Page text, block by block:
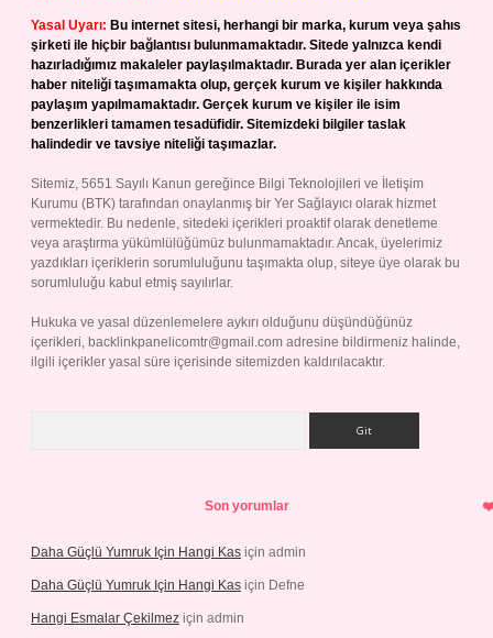
Yasal Uyarı: Bu internet sitesi, herhangi bir marka, kurum veya şahıs
şirketi ile hiçbir bağlantısı bulunmamaktadır. Sitede yalnızca kendi
hazırladığımız makaleler paylaşılmaktadır. Burada yer alan içerikler
haber niteliği taşımamakta olup, gerçek kurum ve kişiler hakkında
paylaşım yapılmamaktadır. Gerçek kurum ve kişiler ile isim
benzerlikleri tamamen tesadüfidir. Sitemizdeki bilgiler taslak
halindedir ve tavsiye niteliği taşımazlar.
Sitemiz, 5651 Sayılı Kanun gereğince Bilgi Teknolojileri ve İletişim
Kurumu (BTK) tarafından onaylanmış bir Yer Sağlayıcı olarak hizmet
vermektedir. Bu nedenle, sitedeki içerikleri proaktif olarak denetleme
veya araştırma yükümlülüğümüz bulunmamaktadır. Ancak, üyelerimiz
yazdıkları içeriklerin sorumluluğunu taşımakta olup, siteye üye olarak bu
sorumluluğu kabul etmiş sayılırlar.
Hukuka ve yasal düzenlemelere aykırı olduğunu düşündüğünüz
içerikleri, backlinkpanelicomtr@gmail.com adresine bildirmeniz halinde,
ilgili içerikler yasal süre içerisinde sitemizden kaldırılacaktır.
Son yorumlar
Daha Güçlü Yumruk Için Hangi Kas için admin
Daha Güçlü Yumruk Için Hangi Kas için Defne
Hangi Esmalar Çekilmez için admin